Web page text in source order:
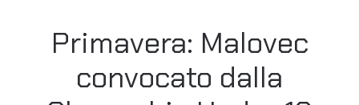
Primavera: Malovec
convocato dalla